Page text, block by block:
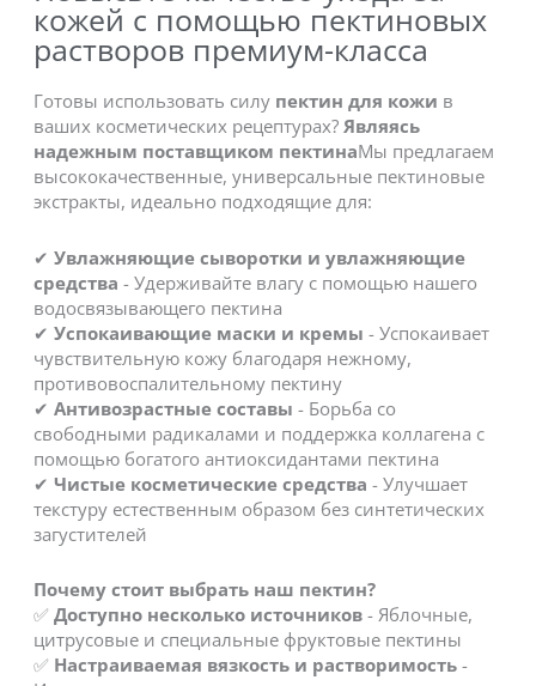
кожей с помощью пектиновых
растворов премиум-класса
Готовы использовать силу пектин для кожи в
ваших косметических рецептурах? Являясь
надежным поставщиком пектинаМы предлагаем
высококачественные, универсальные пектиновые
экстракты, идеально подходящие для:
✔ Увлажняющие сыворотки и увлажняющие
средства - Удерживайте влагу с помощью нашего
водосвязывающего пектина
✔ Успокаивающие маски и кремы - Успокаивает
чувствительную кожу благодаря нежному,
противовоспалительному пектину
✔ Антивозрастные составы - Борьба со
свободными радикалами и поддержка коллагена с
помощью богатого антиоксидантами пектина
✔ Чистые косметические средства - Улучшает
текстуру естественным образом без синтетических
загустителей
Почему стоит выбрать наш пектин?
✅ Доступно несколько источников- Яблочные,
цитрусовые и специальные фруктовые пектины
✅ Настраиваемая вязкость и растворимость-